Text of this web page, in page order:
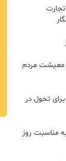
معیشت مردم
تحول در
مناسبت روز